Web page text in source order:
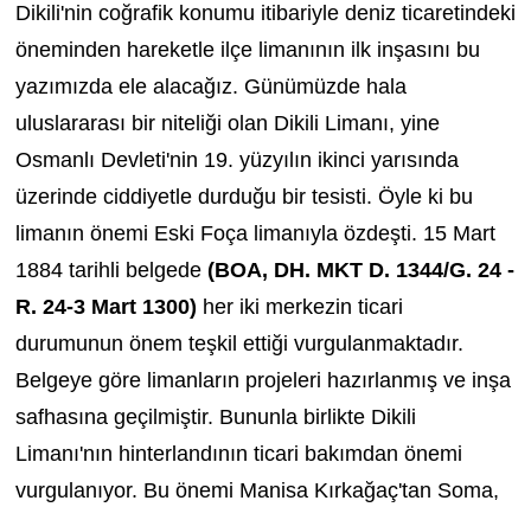
Dikili'nin coğrafik konumu itibariyle deniz ticaretindeki
öneminden hareketle ilçe limanının ilk inşasını bu
yazımızda ele alacağız. Günümüzde hala
uluslararası bir niteliği olan Dikili Limanı, yine
Osmanlı Devleti'nin 19. yüzyılın ikinci yarısında
üzerinde ciddiyetle durduğu bir tesisti. Öyle ki bu
limanın önemi Eski Foça limanıyla özdeşti. 15 Mart
1884 tarihli belgede (BOA, DH. MKT D. 1344/G. 24 -
R. 24-3 Mart 1300) her iki merkezin ticari
durumunun önem teşkil ettiği vurgulanmaktadır.
Belgeye göre limanların projeleri hazırlanmış ve inşa
safhasına geçilmiştir. Bununla birlikte Dikili
Limanı'nın hinterlandının ticari bakımdan önemi
vurgulanıyor. Bu önemi Manisa Kırkağaç'tan Soma,